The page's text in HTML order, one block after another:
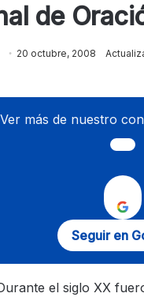
de
Follow20 octubre, 2008
Ver más de nuestro
Seguir en
el siglo XX